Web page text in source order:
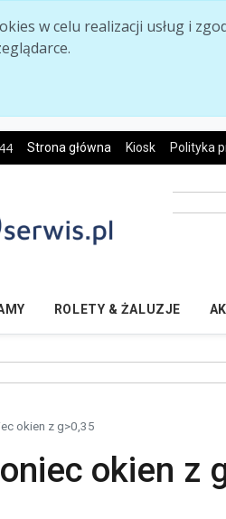
w celu realizacji usług i
Strona główna Kiosk Polityka
ROLETY & ŻALUZJE
okien z g>0,35
okien z